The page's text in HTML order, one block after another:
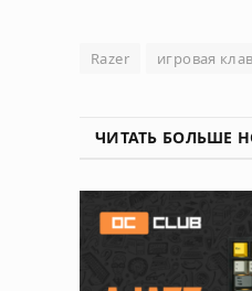
Razer игровая
ЧИТАТЬ БОЛЬШЕ